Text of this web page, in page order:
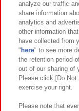
イベント・キャ
関連会社
プライバシーポリシー
お取引先さ
カスタマーハラスメン
analyze our traffic
share information
analytics and
other information
have collected from
" here" to see more
the retention period
out of our sharing of
Please click [Do
exercise your right.
Please note that